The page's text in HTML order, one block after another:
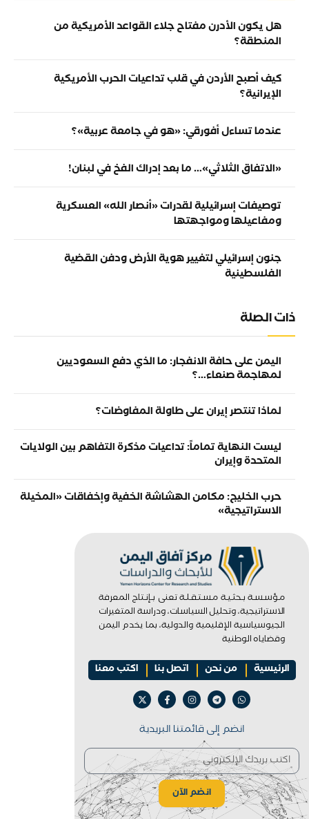
هل يكون الأدرن مفتاح جلاء القواعد الأمريكية من
المنطقة؟
كيف أصبح الأردن في قلب تداعيات الحرب الأمريكية
الإيرانية؟
عندما تساءل أفورقي: «هو في جامعة عربية»؟
«الاتفاق الثلاثي»… ما بعد إدراك الفخ في لبنان!
توصيفات إسرائيلية لقدرات «أنصار الله» العسكرية
ومفاعيلها ومواجهتها
جنون إسرائيلي لتغيير هوية الأرض ودفن القضية
الفلسطينية
ذات الصلة
اليمن على حافة الانفجار: ما الذي دفع السعوديين
لمهاجمة صنعاء…؟
لماذا تنتصر إيران على طاولة المفاوضات؟
ليست النهاية تماماً: تداعيات مذكرة التفاهم بين الولايات
المتحدة وإيران
حرب الخليج: مكامن الهشاشة الخفية وإخفاقات «المخيلة
الاستراتيجية»
مـؤسـسـة بـحثـيـة مـسـتـقـلـة تعنى بـإنـتاج المعرفة
الاستراتيجية، وتحليل السياسات، ودراسة المتغيرات
الجيوسياسية الإقليمية والدولية، بما يخدم اليمن
وقضاياه الوطنية
الرئيسية من نحن اتصل بنا اكتب معنا
انضم إلى قائمتنا البريدية
انضم الآن